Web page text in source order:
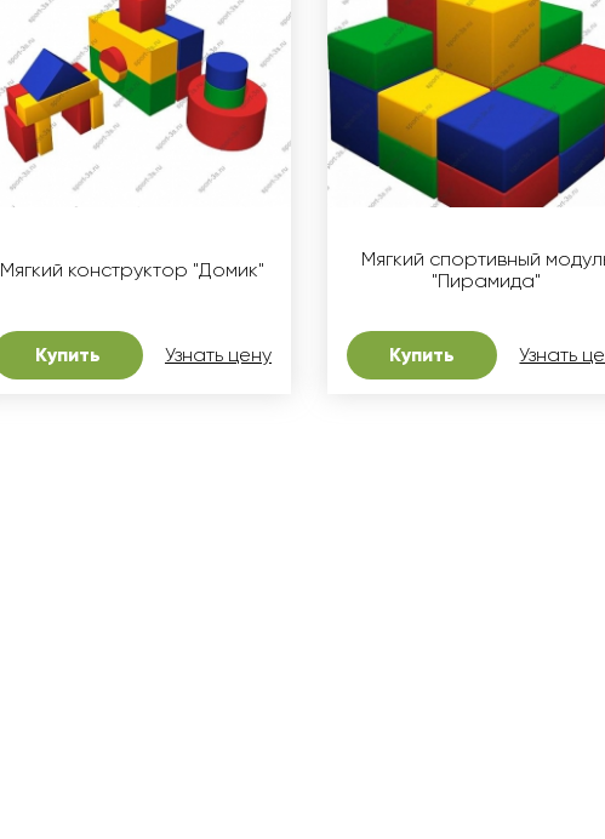
Мягкий конструктор "Домик"
Купить Узнать цену
Мягкий спортивный
"Пирамида"
Купить Узнать